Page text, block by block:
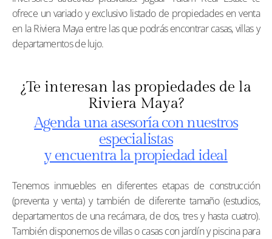
ofrece un variado y exclusivo listado de propiedades en venta
en la Riviera Maya entre las que podrás encontrar casas, villas y
departamentos de lujo.
¿Te interesan las propiedades de la
Riviera Maya?
Agenda una asesoría con nuestros
especialistas
y encuentra la propiedad ideal
Tenemos inmuebles en diferentes etapas de construcción
(preventa y venta) y también de diferente tamaño (estudios,
departamentos de una recámara, de dos, tres y hasta cuatro).
También disponemos de villas o casas con jardín y piscina para